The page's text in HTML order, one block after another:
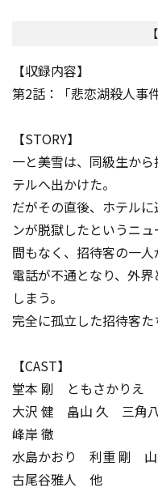
【収録内容】
第2話：「悲恋湖殺人事件
【STORY】
一と美雪は、同級生か
テルへ出かけた。
だがその直後、ホテル
ンが脱獄したというニュ
間もなく、招待客の一人
電話が不通となり、外
しまう。
完全に孤立した招待客た
【CAST】
堂本 剛 ともさかりえ
大沢 健 畠山 久 三角
峰岸 徹
水島かおり 利重 剛
古尾谷雅人 他